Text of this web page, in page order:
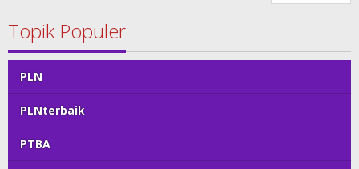
Topik Populer
PLN
PLNterbaik
PTBA